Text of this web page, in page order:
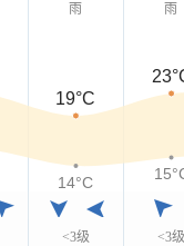
雨
<3级
雨
<3级
19°C
14°C